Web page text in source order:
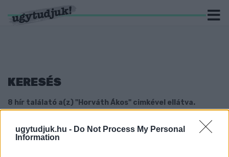
ugytudjuk.hu - Do Not Process My Personal
Information
KERESÉS
8 hír találató a(z) "Horváth Ákos" cimkével ellátva.
3 ÉV BÖRTÖNT KAPOTT A FÉRFI, AKI
MEGVERTE HORVÁTH ÁKOS, SZOMBATHELYI